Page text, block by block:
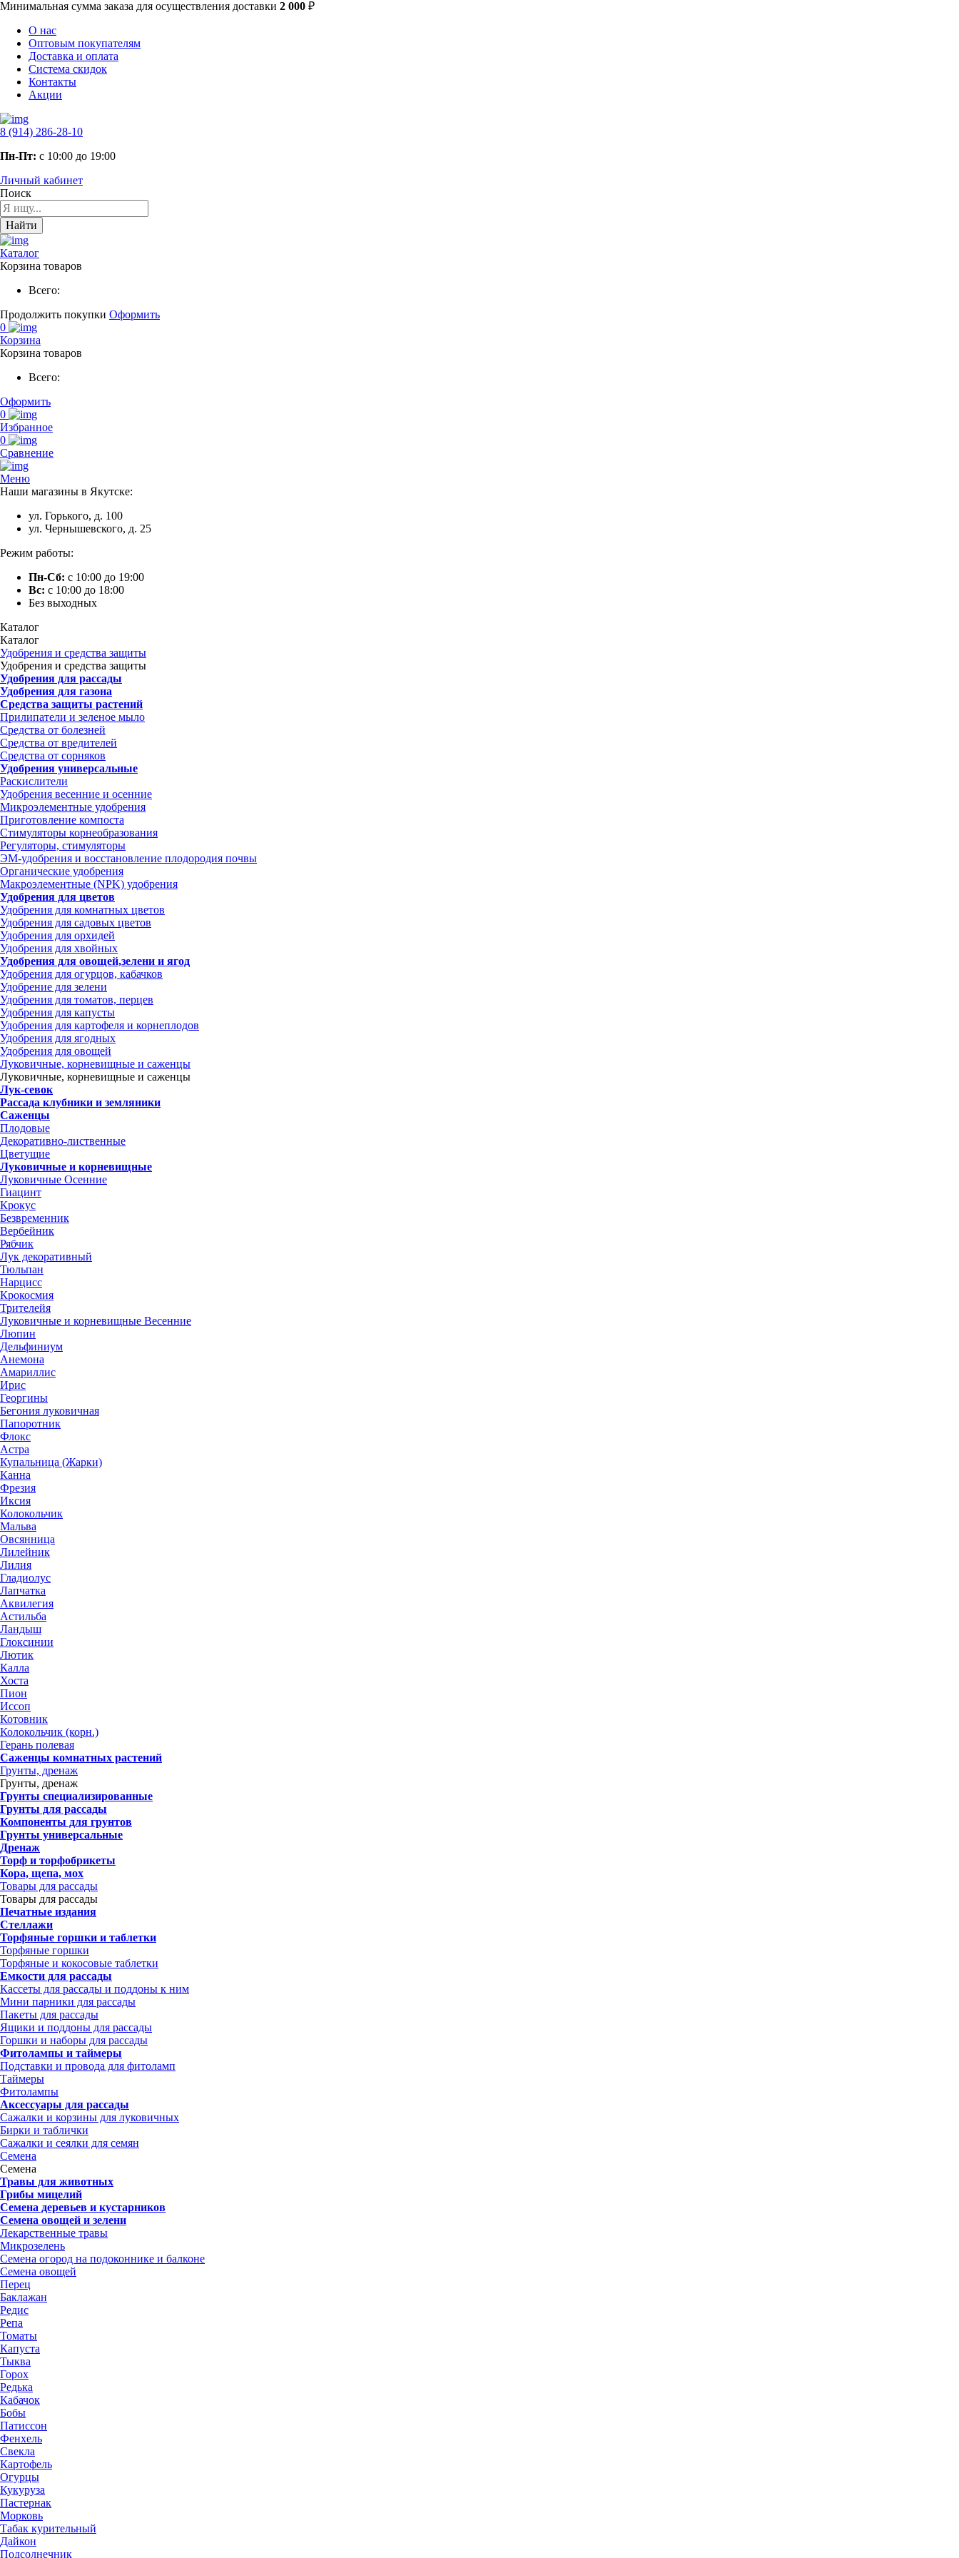
Минимальная сумма заказа для осуществления доставки 2 000 ₽
О нас
Оптовым покупателям
Доставка и оплата
Система скидок
Контакты
Акции
8 (914) 286-28-10
Пн-Пт: с 10:00 до 19:00
Личный кабинет
Поиск
Найти
Каталог
Корзина товаров
Всего:
Продолжить покупки Оформить
0
Корзина
Корзина товаров
Всего:
Оформить
0
Избранное
0
Сравнение
Меню
Наши магазины в Якутске:
ул. Горького, д. 100
ул. Чернышевского, д. 25
Режим работы:
Пн-Сб: с 10:00 до 19:00
Вс: с 10:00 до 18:00
Без выходных
Каталог
Каталог
Удобрения и средства защиты
Удобрения и средства защиты
Удобрения для рассады
Удобрения для газона
Средства защиты растений
Прилипатели и зеленое мыло
Средства от болезней
Средства от вредителей
Средства от сорняков
Удобрения универсальные
Раскислители
Удобрения весенние и осенние
Микроэлементные удобрения
Приготовление компоста
Стимуляторы корнеобразования
Регуляторы, стимуляторы
ЭМ-удобрения и восстановление плодородия почвы
Органические удобрения
Макроэлементные (NPK) удобрения
Удобрения для цветов
Удобрения для комнатных цветов
Удобрения для садовых цветов
Удобрения для орхидей
Удобрения для хвойных
Удобрения для овощей,зелени и ягод
Удобрения для огурцов, кабачков
Удобрение для зелени
Удобрения для томатов, перцев
Удобрения для капусты
Удобрения для картофеля и корнеплодов
Удобрения для ягодных
Удобрения для овощей
Луковичные, корневищные и саженцы
Луковичные, корневищные и саженцы
Лук-севок
Рассада клубники и земляники
Саженцы
Плодовые
Декоративно-лиственные
Цветущие
Луковичные и корневищные
Луковичные Осенние
Гиацинт
Крокус
Безвременник
Вербейник
Рябчик
Лук декоративный
Тюльпан
Нарцисс
Крокосмия
Трителейя
Луковичные и корневищные Весенние
Люпин
Дельфиниум
Анемона
Амариллис
Ирис
Георгины
Бегония луковичная
Папоротник
Флокс
Астра
Купальница (Жарки)
Канна
Фрезия
Иксия
Колокольчик
Мальва
Овсянница
Лилейник
Лилия
Гладиолус
Лапчатка
Аквилегия
Астильба
Ландыш
Глоксинии
Лютик
Калла
Хоста
Пион
Иссоп
Котовник
Колокольчик (корн.)
Герань полевая
Саженцы комнатных растений
Грунты, дренаж
Грунты, дренаж
Грунты специализированные
Грунты для рассады
Компоненты для грунтов
Грунты универсальные
Дренаж
Торф и торфобрикеты
Кора, щепа, мох
Товары для рассады
Товары для рассады
Печатные издания
Стеллажи
Торфяные горшки и таблетки
Торфяные горшки
Торфяные и кокосовые таблетки
Емкости для рассады
Кассеты для рассады и поддоны к ним
Мини парники для рассады
Пакеты для рассады
Ящики и поддоны для рассады
Горшки и наборы для рассады
Фитолампы и таймеры
Подставки и провода для фитоламп
Таймеры
Фитолампы
Аксессуары для рассады
Сажалки и корзины для луковичных
Бирки и таблички
Сажалки и сеялки для семян
Семена
Семена
Травы для животных
Грибы мицелий
Семена деревьев и кустарников
Семена овощей и зелени
Лекарственные травы
Микрозелень
Семена огород на подоконнике и балконе
Семена овощей
Перец
Баклажан
Редис
Репа
Томаты
Капуста
Тыква
Горох
Редька
Кабачок
Бобы
Патиссон
Фенхель
Свекла
Картофель
Огурцы
Кукуруза
Пастернак
Морковь
Табак курительный
Дайкон
Подсолнечник